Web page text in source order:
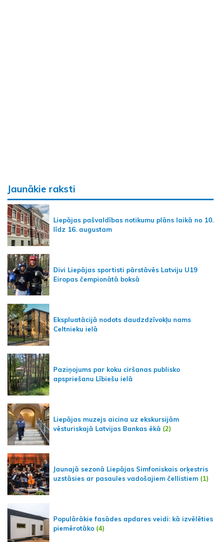
Jaunākie raksti
Liepājas pašvaldības notikumu plāns laikā no 10.
līdz 16. augustam
Divi Liepājas sportisti pārstāvēs Latviju U19
Eiropas čempionātā boksā
Ekspluatācijā nodots daudzdzīvokļu nams
Celtnieku ielā
Paziņojums par koku ciršanas publisko
apspriešanu Lībiešu ielā
Liepājas muzejs aicina uz ekskursijām
vēsturiskajā Latvijas Bankas ēkā (2)
Jaunajā sezonā Liepājas Simfoniskais orķestris
uzstāsies ar pasaules vadošajiem čellistiem (1)
Populārākie fasādes apdares veidi: kā izvēlēties
piemērotāko (4)